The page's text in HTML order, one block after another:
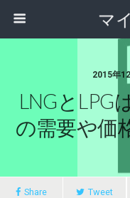
マ
2015年
LNGとLPG
の需要や価
Share Tweet